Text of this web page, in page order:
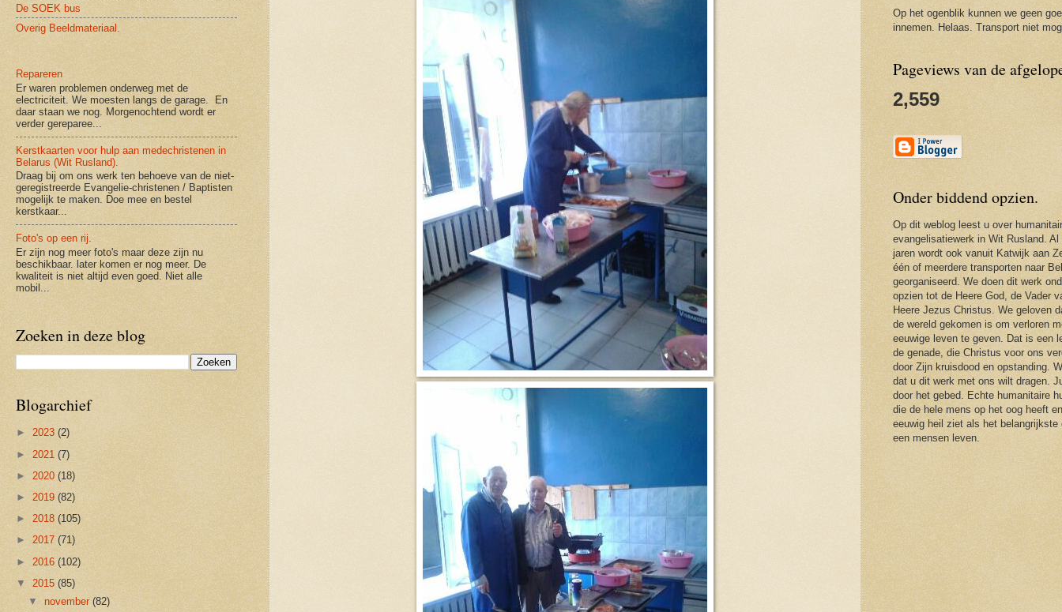
De SOEK bus
Overig Beeldmateriaal.
Repareren
Er waren problemen onderweg met de
electriciteit. We moesten langs de garage. En
daar staan we nog. Morgenochtend wordt er
verder gereparee...
Kerstkaarten voor hulp aan medechristenen in
Belarus (Wit Rusland).
Draag bij om ons werk ten behoeve van de niet-
geregistreerde Evangelie-christenen / Baptisten
mogelijk te maken. Doe mee en bestel
kerstkaar...
Foto's op een rij.
Er zijn nog meer foto's maar deze zijn nu
beschikbaar. later komen er nog meer. De
kwaliteit is niet altijd even goed. Niet alle
mobil...
Zoeken in deze blog
Blogarchief
► 2023 (2)
► 2021 (7)
► 2020 (18)
► 2019 (82)
► 2018 (105)
► 2017 (71)
► 2016 (102)
▼
2015 (85)
▼
november (82)
Op het ogenblik kunnen we geen
innemen. Helaas. Transport niet
Pageviews van de
2,559
Onder biddend opzien.
Op dit weblog leest u over
evangelisatiewerk in Wit Rusland. Al
jaren wordt ook vanuit Katwijk aan
één of meerdere transporten naar
georganiseerd. We doen dit werk
opzien tot de Heere God, de Vader
Heere Jezus Christus. We geloven
de wereld gekomen is om verloren
eeuwige leven te geven. Dat is een
de genade, die Christus voor ons
door Zijn kruisdood en opstanding.
dat u dit werk met ons wilt dragen.
door het gebed. Echte humanitaire
die de hele mens op het oog heeft
eeuwig heil ziet als het belangrijkste
een mensen leven.